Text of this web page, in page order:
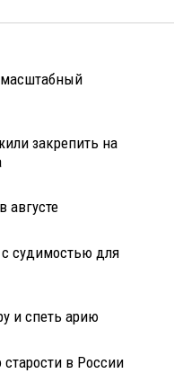
закрепить на
августе
судимостью для
и спеть арию
в России